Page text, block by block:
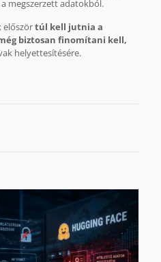
megszerzett adatokból.
előszörtúl kell jutnia a
biztosan finomítani kell,
helyettesítésére.